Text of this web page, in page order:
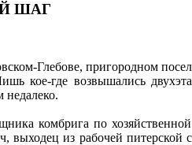
ШАГ
Глебове, пригородном
кое-где возвышались
недалеко.
комбрига по
из рабочей питерской